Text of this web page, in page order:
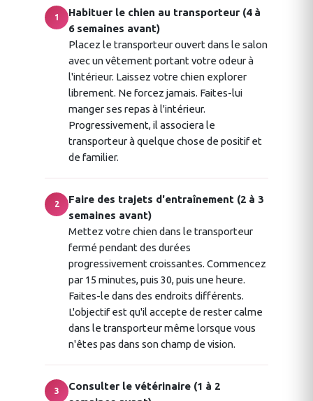
1
Habituer le chien au transporteur (4 à
6 semaines avant)
Placez le transporteur ouvert dans le salon
avec un vêtement portant votre odeur à
l'intérieur. Laissez votre chien explorer
librement. Ne forcez jamais. Faites-lui
manger ses repas à l'intérieur.
Progressivement, il associera le
transporteur à quelque chose de positif et
de familier.
2
Faire des trajets d'entraînement (2 à 3
semaines avant)
Mettez votre chien dans le transporteur
fermé pendant des durées
progressivement croissantes. Commencez
par 15 minutes, puis 30, puis une heure.
Faites-le dans des endroits différents.
L'objectif est qu'il accepte de rester calme
dans le transporteur même lorsque vous
n'êtes pas dans son champ de vision.
3
Consulter le vétérinaire (1 à 2